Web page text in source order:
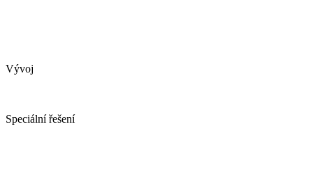
Vývoj
Speciální řešení